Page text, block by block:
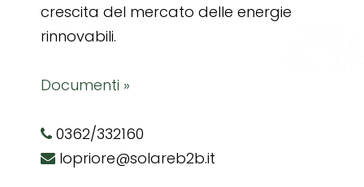
crescita del mercato delle energie
rinnovabili.
Documenti »
0362/332160
lopriore@solareb2b.it